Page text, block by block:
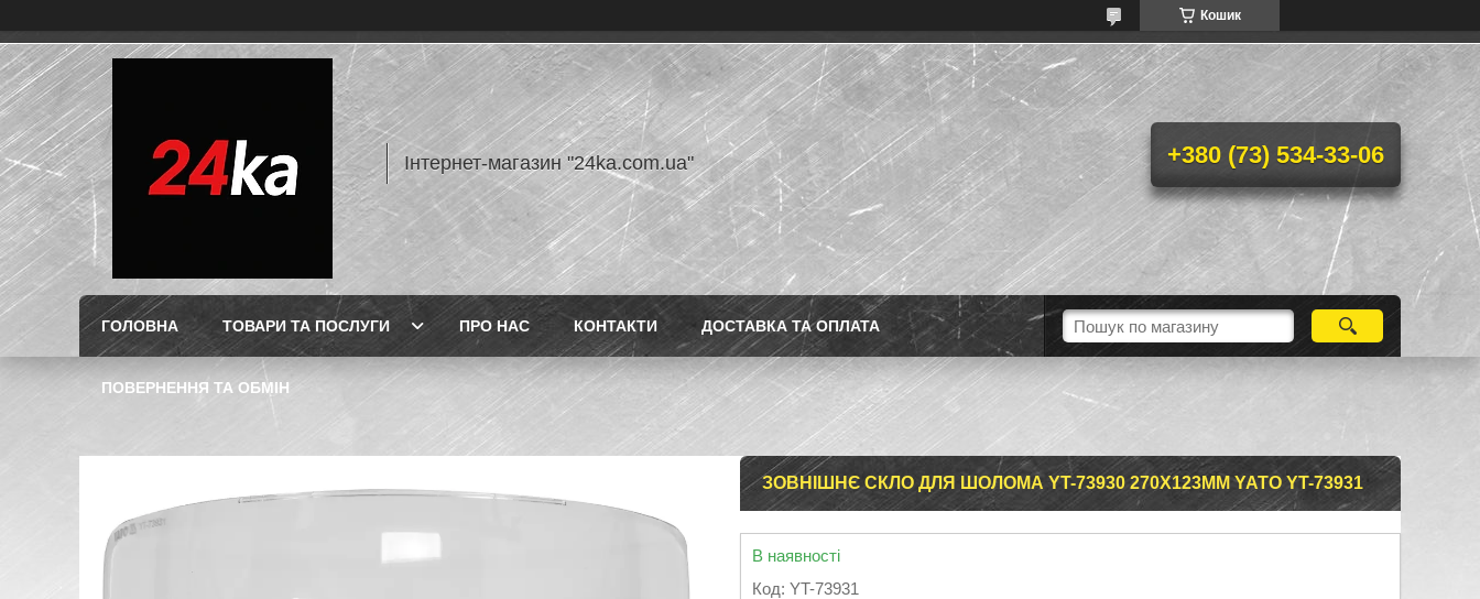
Кошик
Інтернет-магазин "24ka.com.ua" +380 (73) 534-33-06
ГОЛОВНА ТОВАРИ ТА ПОСЛУГИ ПРО НАС КОНТАКТИ ДОСТАВКА ТА ОПЛАТА
ПОВЕРНЕННЯ ТА ОБМІН
ЗОВНІШНЄ СКЛО ДЛЯ ШОЛОМА YT-73930 270Х123ММ YATO YT-73931
В наявності
Код: YT-73931